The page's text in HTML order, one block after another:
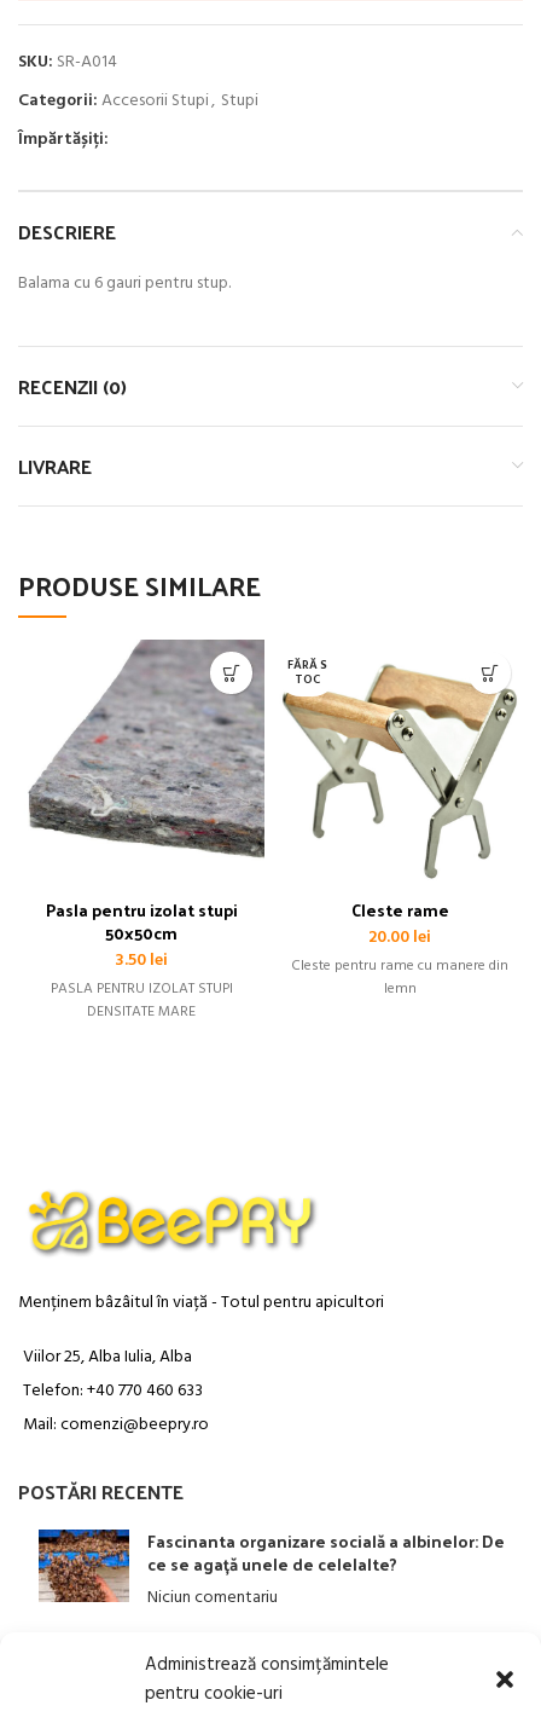
Administrează consimțămintele
pentru cookie-uri
SKU: SR-A014
Categorii:Accesorii Stupi, Stupi
Împărtășiți:
DESCRIERE
Balama cu 6 gauri pentru stup.
RECENZII (0)
LIVRARE
PRODUSE SIMILARE
Pasla pentru izolat stupi
50x50cm
3.50lei
PASLA PENTRU IZOLAT STUPI
DENSITATE MARE
FĂRĂ S
TOC
Cleste rame
20.00lei
Cleste pentru rame cu manere din
lemn
Menținem bâzâitul în viață - Totul pentru apicultori
Viilor 25, Alba Iulia, Alba
Telefon: +40 770 460 633
Mail: comenzi@beepry.ro
POSTĂRI RECENTE
Fascinanta organizare socială a albinelor: De
ce se agață unele de celelalte?
Niciun comentariu
LINK-URI UTILE